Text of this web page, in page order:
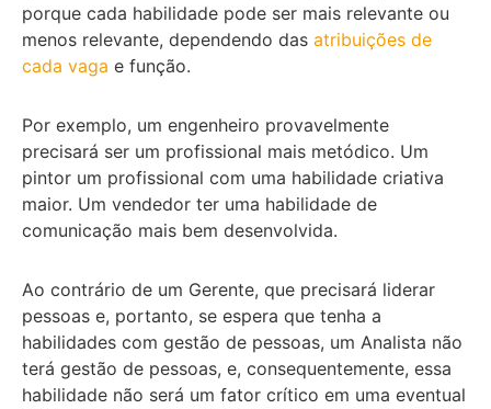
porque cada habilidade pode ser mais relevante ou
menos relevante, dependendo das atribuições de
cada vaga e função.
Por exemplo, um engenheiro provavelmente
precisará ser um profissional mais metódico. Um
pintor um profissional com uma habilidade criativa
maior. Um vendedor ter uma habilidade de
comunicação mais bem desenvolvida.
Ao contrário de um Gerente, que precisará liderar
pessoas e, portanto, se espera que tenha a
habilidades com gestão de pessoas, um Analista não
terá gestão de pessoas, e, consequentemente, essa
habilidade não será um fator crítico em uma eventual